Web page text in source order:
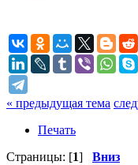
« предыдущая тема
Печать
Страницы: [1] Вниз